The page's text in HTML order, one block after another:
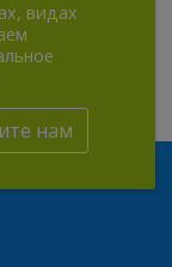
видах
нам